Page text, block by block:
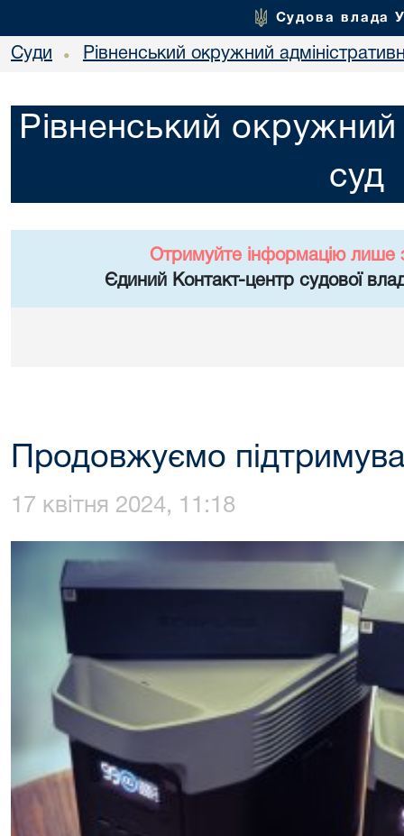
Судова влада
Суди • Рівненський окружний
Рівненський окружний
суд
Отримуйте інформацію лише
Єдиний Контакт-центр судової
Продовжуємо
17 квітня 2024, 11:18